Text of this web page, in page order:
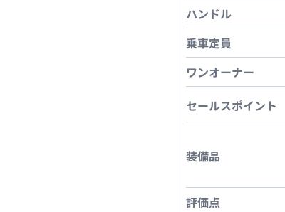
ハンドル
乗車定員
ワンオーナー
セールスポイント
装備品
評価点